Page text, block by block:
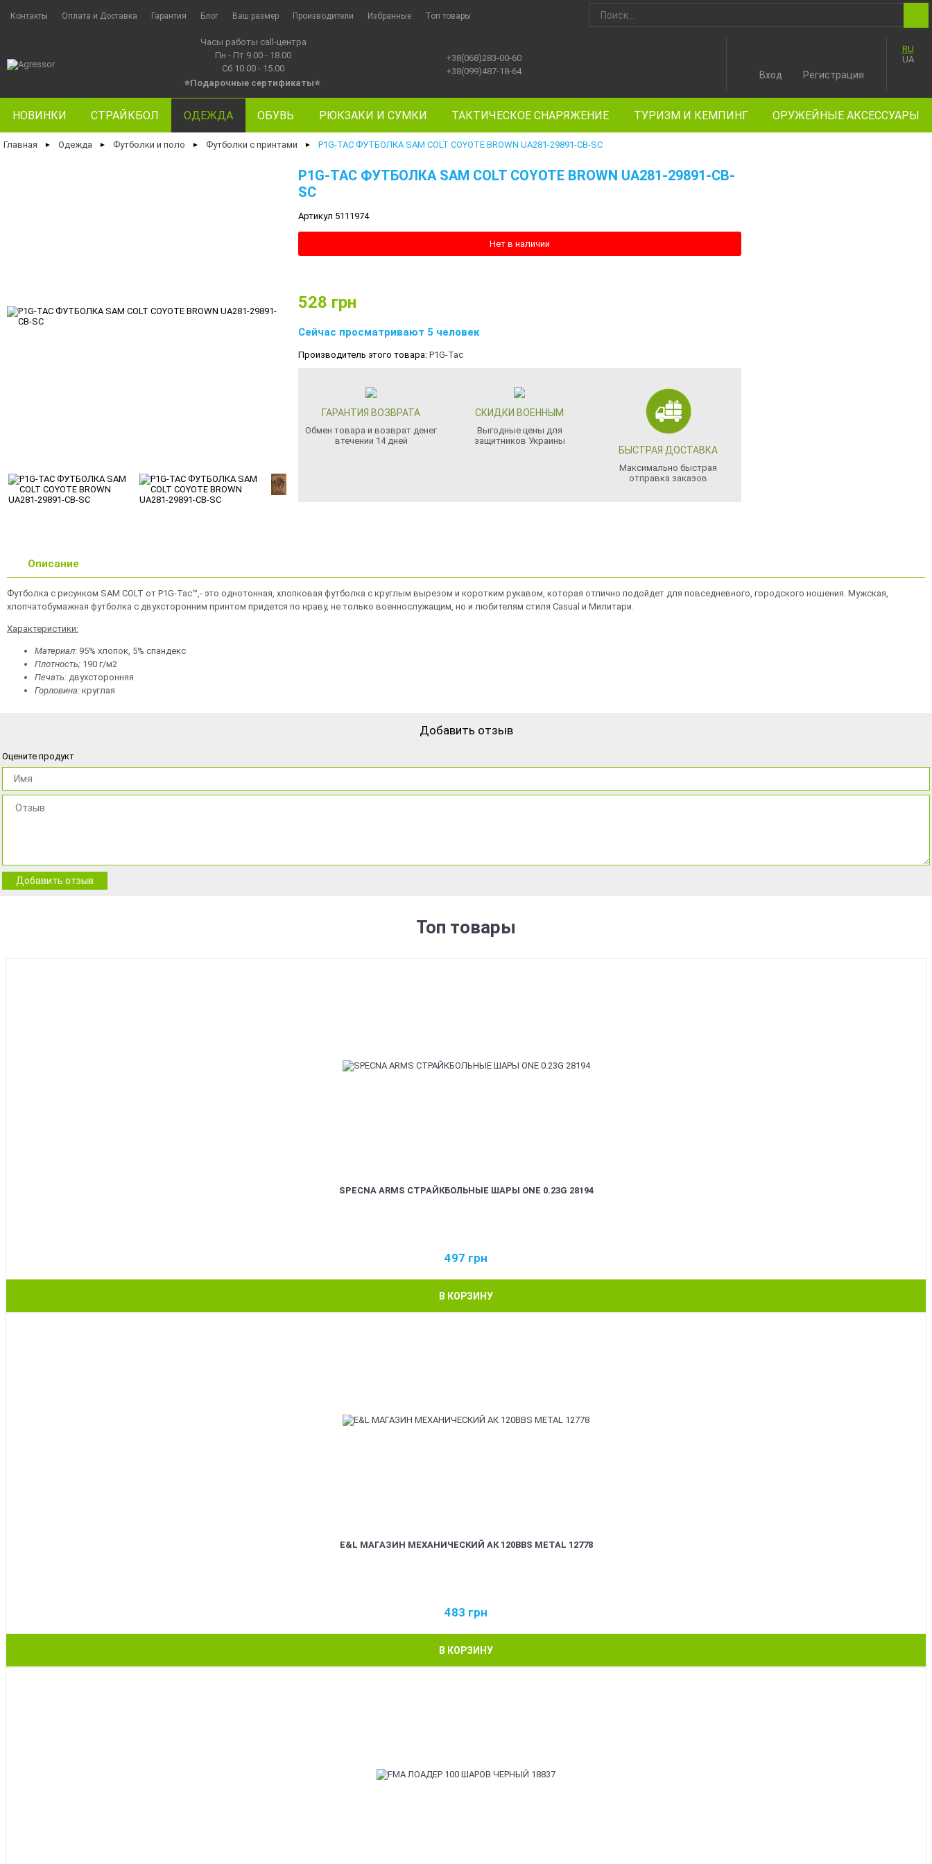
Контакты Оплата и Доставка Гарантия Блог Ваш размер Производители Избранные Топ товары
Часы работы call-центра
Пн - Пт 9.00 - 18.00
Сб 10.00 - 15.00
⭐Подарочные сертификаты⭐
+38(068)283-00-60
+38(099)487-18-64
RU
UA
Вход Регистрация
НОВИНКИ СТРАЙКБОЛ ОДЕЖДА ОБУВЬ РЮКЗАКИ И СУМКИ ТАКТИЧЕСКОЕ СНАРЯЖЕНИЕ ТУРИЗМ И КЕМПИНГ ОРУЖЕЙНЫЕ АКСЕССУАРЫ
Главная ► Одежда ► Футболки и поло ► Футболки с принтами ► P1G-TAC ФУТБОЛКА SAM COLT COYOTE BROWN UA281-29891-CB-SC
P1G-TAC ФУТБОЛКА SAM COLT COYOTE BROWN UA281-29891-CB-
SC
Артикул 5111974
Нет в наличии
528 грн
Сейчас просматривают 5 человек
Производитель этого товара: P1G-Tac
ГАРАНТИЯ ВОЗВРАТА
Обмен товара и возврат денег
втечении 14 дней
СКИДКИ ВОЕННЫМ
Выгодные цены для
защитников Украины
БЫСТРАЯ ДОСТАВКА
Максимально быстрая
отправка заказов
Описание
Футболка с рисунком SAM COLT от P1G-Tac™,- это однотонная, хлопковая футболка с круглым вырезом и коротким рукавом, которая отлично подойдет для повседневного, городского ношения. Мужская,
хлопчатобумажная футболка с двухсторонним принтом придется по нраву, не только военнослужащим, но и любителям стиля Casual и Милитари.
Характеристики:
Материал: 95% хлопок, 5% спандекс
Плотность; 190 г/м2
Печать: двухсторонняя
Горловина: круглая
Добавить отзыв
Оцените продукт
Добавить отзыв
Топ товары
SPECNA ARMS СТРАЙКБОЛЬНЫЕ ШАРЫ ONE 0.23G 28194
497 грн
В КОРЗИНУ
E&L МАГАЗИН МЕХАНИЧЕСКИЙ АК 120BBS METAL 12778
483 грн
В КОРЗИНУ